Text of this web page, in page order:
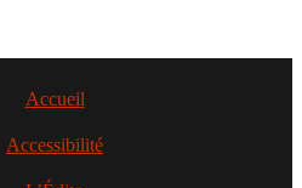
Accueil
Accessibilité